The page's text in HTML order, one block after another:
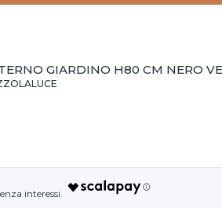
GIARDINO H80 CM NERO